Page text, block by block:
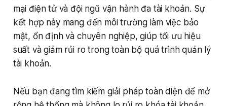
mại điện tử và đội ngũ vận hành đa tài khoản. Sự
kết hợp này mang đến môi trường làm việc bảo
mật, ổn định và chuyên nghiệp, giúp tối ưu hiệu
suất và giảm rủi ro trong toàn bộ quá trình quản lý
tài khoản.
Nếu bạn đang tìm kiếm giải pháp toàn diện để mở